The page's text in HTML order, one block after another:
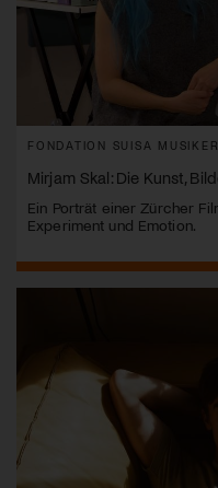
FONDATION SUISA
Mirjam Skal: Die Kunst,
Ein Porträt einer Zürcher
Experiment und Emotion.